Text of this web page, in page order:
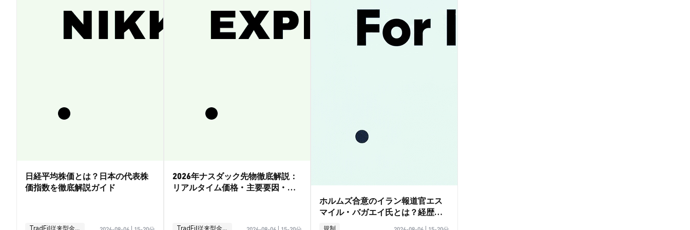
日経平均株価とは？日本の代表株
価指数を徹底解説ガイド
TradFi(従来型金融)
2026年ナスダック先物徹底解説：
リアルタイム価格・主要要因・取
TradFi(従来型金融)
ホルムズ合意のイラン報道官エス
マイル・バガエイ氏とは？経歴ガ
イド
規制